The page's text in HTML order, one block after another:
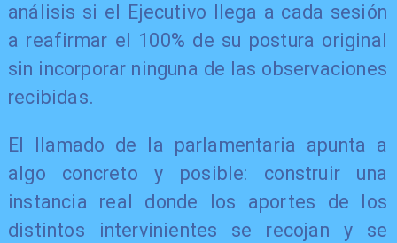
análisis si el Ejecutivo llega a cada sesión
a reafirmar el 100% de su postura original
sin incorporar ninguna de las observaciones
recibidas.
El llamado de la parlamentaria apunta a
algo concreto y posible: construir una
instancia real donde los aportes de los
distintos intervinientes se recojan y se